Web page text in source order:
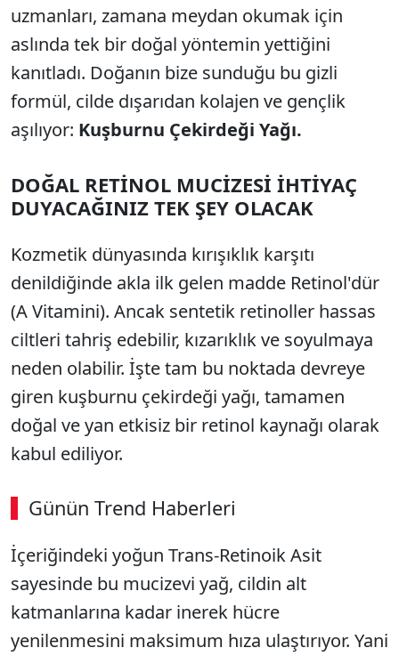
uzmanları, zamana meydan okumak için
aslında tek bir doğal yöntemin yettiğini
kanıtladı. Doğanın bize sunduğu bu gizli
formül, cilde dışarıdan kolajen ve gençlik
aşılıyor: Kuşburnu Çekirdeği Yağı.
DOĞAL RETİNOL MUCİZESİ İHTİYAÇ
DUYACAĞINIZ TEK ŞEY OLACAK
Kozmetik dünyasında kırışıklık karşıtı
denildiğinde akla ilk gelen madde Retinol'dür
(A Vitamini). Ancak sentetik retinoller hassas
ciltleri tahriş edebilir, kızarıklık ve soyulmaya
neden olabilir. İşte tam bu noktada devreye
giren kuşburnu çekirdeği yağı, tamamen
doğal ve yan etkisiz bir retinol kaynağı olarak
kabul ediliyor.
Günün Trend Haberleri
00:02 / 08:15
İçeriğindeki yoğun Trans-Retinoik Asit
sayesinde bu mucizevi yağ, cildin alt
katmanlarına kadar inerek hücre
yenilenmesini maksimum hıza ulaştırıyor. Yani